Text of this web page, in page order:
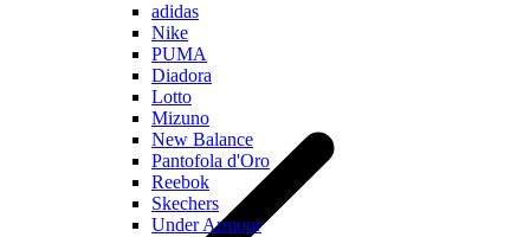
adidas
Nike
PUMA
Diadora
Lotto
Mizuno
New Balance
Pantofola d'Oro
Reebok
Skechers
Under Armour